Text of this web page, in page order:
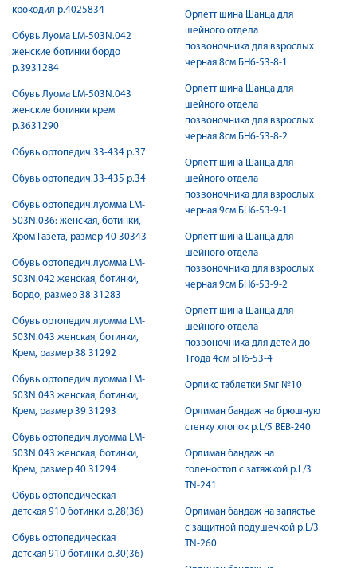
крокодил р.4025834
Обувь Луома LM-503N.042
женские ботинки бордо
р.3931284
Обувь Луома LM-503N.043
женские ботинки крем
р.3631290
Обувь ортопедич.33-434 р.37
Обувь ортопедич.33-435 р.34
Обувь ортопедич.луомма LM-
503N.036: женская, ботинки,
Хром Газета, размер 40 30343
Обувь ортопедич.луомма LM-
503N.042 женская, ботинки,
Бордо, размер 38 31283
Обувь ортопедич.луомма LM-
503N.043 женская, ботинки,
Крем, размер 38 31292
Обувь ортопедич.луомма LM-
503N.043 женская, ботинки,
Крем, размер 39 31293
Обувь ортопедич.луомма LM-
503N.043 женская, ботинки,
Крем, размер 40 31294
Обувь ортопедическая
детская 910 ботинки р.28(36)
Обувь ортопедическая
детская 910 ботинки р.30(36)
Орлетт шина Шанца для
шейного отдела
позвоночника для взрослых
черная 8см БН6-53-8-1
Орлетт шина Шанца для
шейного отдела
позвоночника для взрослых
черная 8см БН6-53-8-2
Орлетт шина Шанца для
шейного отдела
позвоночника для взрослых
черная 9см БН6-53-9-1
Орлетт шина Шанца для
шейного отдела
позвоночника для взрослых
черная 9см БН6-53-9-2
Орлетт шина Шанца для
шейного отдела
позвоночника для детей до
1года 4см БН6-53-4
Орликс таблетки 5мг №10
Орлиман бандаж на брюшную
стенку хлопок р.L/5 BEB-240
Орлиман бандаж на
голеностоп с затяжкой р.L/3
TN-241
Орлиман бандаж на запястье
с защитной подушечкой р.L/3
TN-260